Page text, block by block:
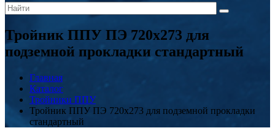
Тройник ППУ ПЭ 720x273 для
подземной прокладки стандартный
Главная
Каталог
Тройники ППУ
Тройник ППУ ПЭ 720x273 для подземной прокладки
стандартный